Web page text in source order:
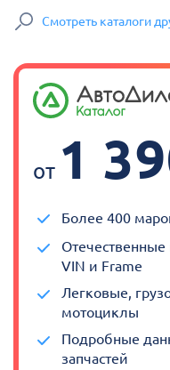
Смотреть каталоги
от 1
Более 400
VIN и Frame
Легковые,
мотоциклы
Подробные
запчастей